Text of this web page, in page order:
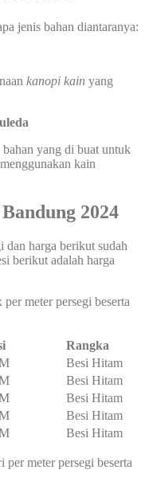
jenis bahan diantaranya:
kanopi kain yang
bahan yang di buat untuk
kain
2024
dan harga berikut sudah
berikut adalah harga
meter persegi beserta
Rangka
Besi Hitam
Besi Hitam
Besi Hitam
Besi Hitam
Besi Hitam
meter persegi beserta